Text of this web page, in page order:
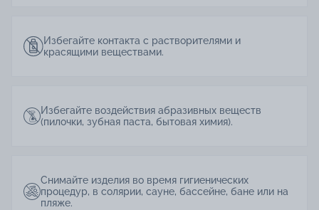
Избегайте контакта с растворителями и
красящими веществами.
Избегайте воздействия абразивных веществ
(пилочки, зубная паста, бытовая химия).
Снимайте изделия во время гигиенических
процедур, в солярии, сауне, бассейне, бане или на
пляже.